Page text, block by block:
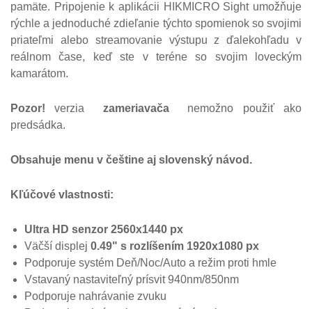
pamäte. Pripojenie k aplikácii HIKMICRO Sight umožňuje
rýchle a jednoduché zdieľanie týchto spomienok so svojimi
priateľmi alebo streamovanie výstupu z ďalekohľadu v
reálnom čase, keď ste v teréne so svojim loveckým
kamarátom.
Pozor!verzia zameriavačanemožno použiť ako
predsádka.
Obsahuje menu v češtine aj slovenský návod.
Kľúčové vlastnosti:
Ultra HD senzor 2560x1440 px
Väčší displej 0.49" s rozlíšením 1920x1080 px
Podporuje systém Deň/Noc/Auto a režim proti hmle
Vstavaný nastaviteľný prísvit 940nm/850nm
Podporuje nahrávanie zvuku